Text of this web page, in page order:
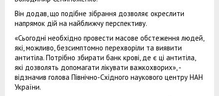
Він додав, що подібне зібрання дозволяє окреслити
напрямок дій на найближчу перспективу.
«Сьогодні необхідно провести масове обстеження людей,
які, можливо, безсимптомно перехворіли та виявити
антитіла. Потрібно збирати банк крові, де є ці антитіла,
які дозволять допомагати лікувати важкохворих», -
відзначив голова Північно-Східного наукового центру НАН
України.